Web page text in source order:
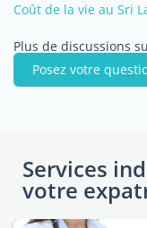
Coût de la vie au Sri
Plus de discussions
Posez votre
Services
votre